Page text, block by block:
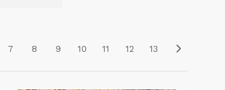
7 8 9 10 11 12 13